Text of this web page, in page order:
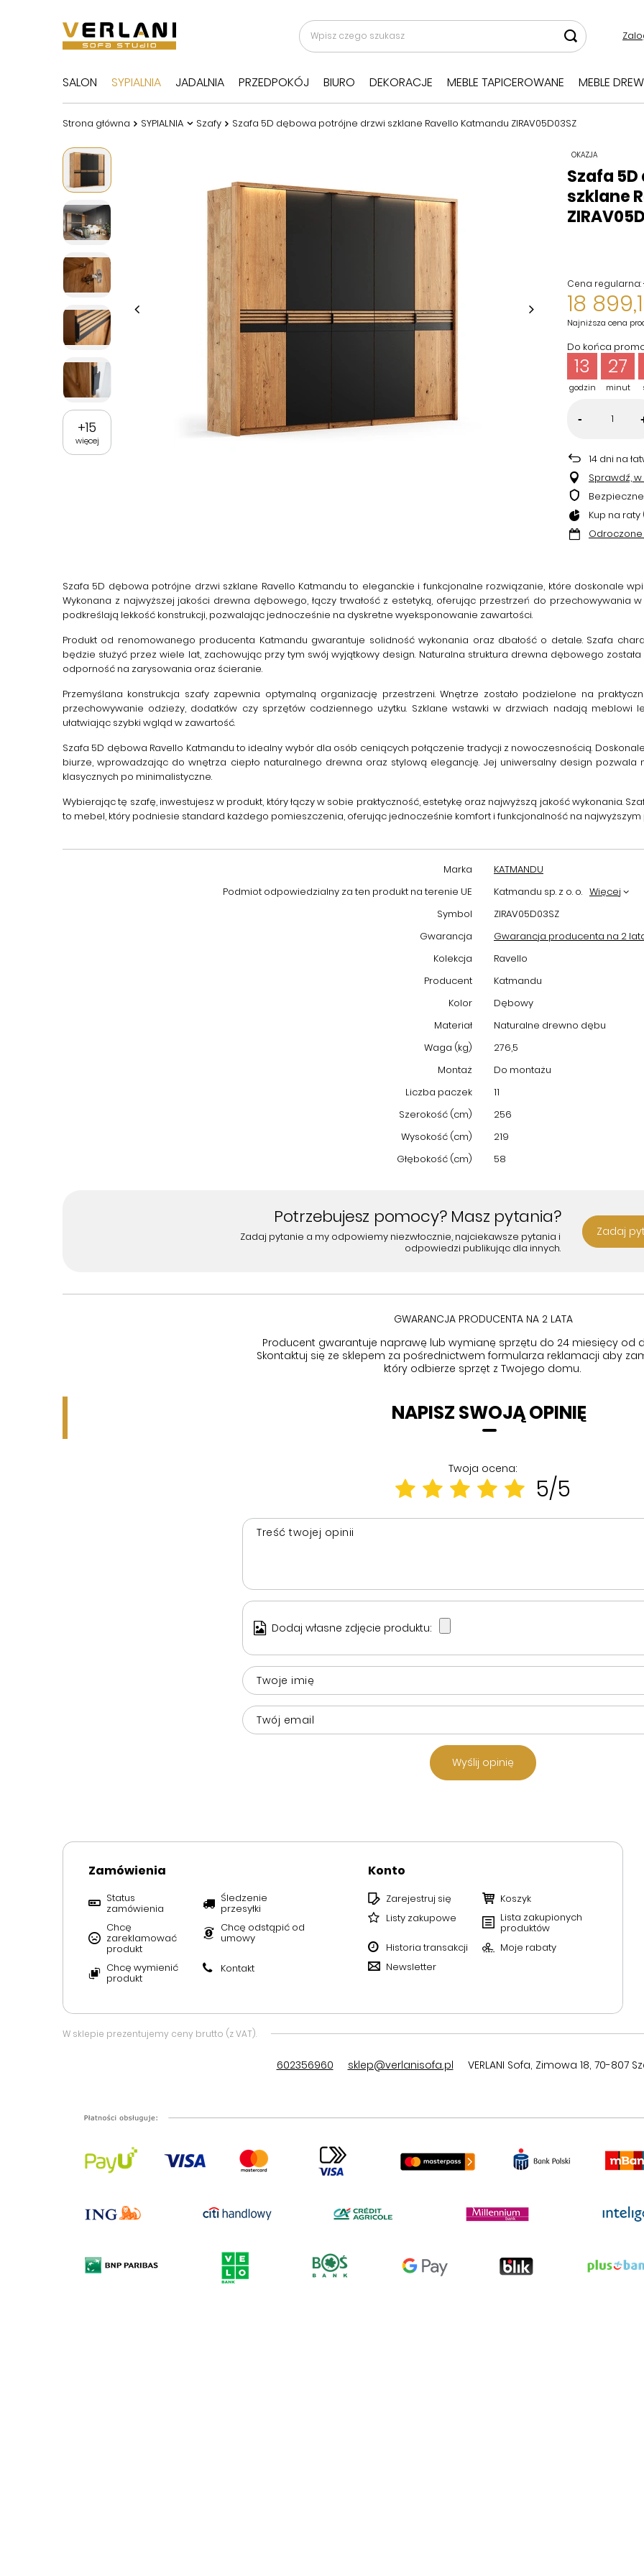
SALON SYPIALNIA JADALNIA PRZEDPOKÓJ BIURO DEKORACJE MEBLE TAPICEROWANE MEBLE
Strona główna SYPIALNIA Szafy Szafa 5D dębowa potrójne drzwi szklane Ravello Katmandu ZIRAV05D03SZ
+15
więcej
OKAZJA
Szafa
szklane
Cena regularna:
18
Najniższa cena
Do końca
godzin
13
minut
27
-
14 dni na
Sprawdź,
Kup na raty
Odroczone
Szafa 5D dębowa potrójne drzwi szklane Ravello Katmandu to eleganckie i funkcjonalne rozwiązanie, które doskonale
Wykonana z najwyższej jakości drewna dębowego, łączy trwałość z estetyką, oferując przestrzeń do przechowywania
podkreślają lekkość konstrukcji, pozwalając jednocześnie na dyskretne wyeksponowanie zawartości.
Produkt od renomowanego producenta Katmandu gwarantuje solidność wykonania oraz dbałość o detale. Szafa
będzie służyć przez wiele lat, zachowując przy tym swój wyjątkowy design. Naturalna struktura drewna dębowego
odporność na zarysowania oraz ścieranie.
Przemyślana konstrukcja szafy zapewnia optymalną organizację przestrzeni. Wnętrze zostało podzielone na
przechowywanie odzieży, dodatków czy sprzętów codziennego użytku. Szklane wstawki w drzwiach nadają meblowi
ułatwiając szybki wgląd w zawartość.
Szafa 5D dębowa Ravello Katmandu to idealny wybór dla osób ceniących połączenie tradycji z nowoczesnością.
biurze, wprowadzając do wnętrza ciepło naturalnego drewna oraz stylową elegancję. Jej uniwersalny design
klasycznych po minimalistyczne.
Wybierając tę szafę, inwestujesz w produkt, który łączy w sobie praktyczność, estetykę oraz najwyższą jakość wykonania.
to mebel, który podniesie standard każdego pomieszczenia, oferując jednocześnie komfort i funkcjonalność na najwyższym
Marka
KATMANDU
Podmiot odpowiedzialny za ten produkt na terenie UE
Katmandu sp. z o. o. Więcej
Symbol
ZIRAV05D03SZ
Gwarancja
Gwarancja producenta na 2
Kolekcja
Ravello
Producent
Katmandu
Kolor
Dębowy
Materiał
Naturalne drewno dębu
Waga (kg)
276,5
Montaż
Do montażu
Liczba paczek
11
Szerokość (cm)
256
Wysokość (cm)
219
Głębokość (cm)
58
Potrzebujesz pomocy? Masz pytania?
Zadaj pytanie a my odpowiemy niezwłocznie, najciekawsze pytania i
odpowiedzi publikując dla innych.
Zadaj
GWARANCJA PRODUCENTA NA 2 LATA
Producent gwarantuje naprawę lub wymianę sprzętu do 24 miesięcy od
Skontaktuj się ze sklepem za pośrednictwem formularza reklamacji aby
który odbierze sprzęt z Twojego domu.
NAPISZ SWOJĄ OPINIĘ
Twoja ocena:
5/5
Treść twojej opinii
Dodaj własne zdjęcie produktu:
Twoje imię
Twój email
Wyślij opinię
Zamówienia
Status
zamówienia
Śledzenie
przesyłki
Chcę
zareklamować
produkt
Chcę odstąpić od
umowy
Chcę wymienić
produkt
Kontakt
Konto
Zarejestruj się
Koszyk
Listy zakupowe
Lista zakupionych
produktów
Historia transakcji
Moje rabaty
Newsletter
W sklepie prezentujemy ceny brutto (z VAT).
602356960 sklep@verlanisofa.pl VERLANI Sofa, Zimowa 18, 70-807